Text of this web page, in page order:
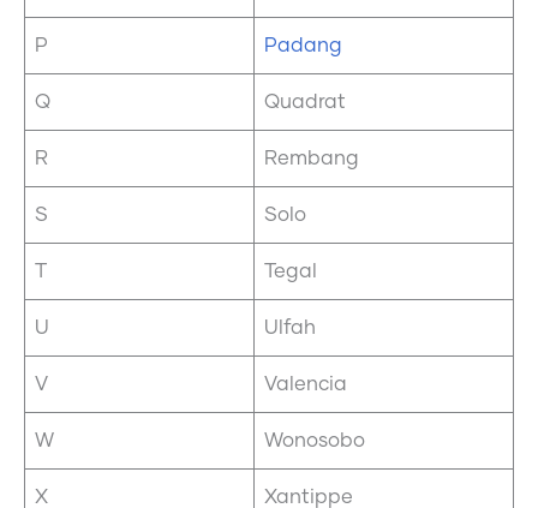
P Padang
Q Quadrat
R Rembang
S Solo
T Tegal
U Ulfah
V Valencia
W Wonosobo
X Xantippe